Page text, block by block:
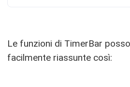
Le funzioni di TimerBar
facilmente riassunte così: